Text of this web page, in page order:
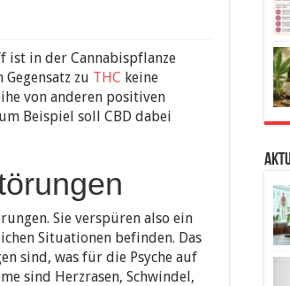
ist in der Cannabispflanze
zu THC keine
von anderen positiven
Beispiel soll CBD dabei
Sie verspüren also ein
Situationen befinden. Das
sind, was für die Psyche auf
sind Herzrasen, Schwindel,